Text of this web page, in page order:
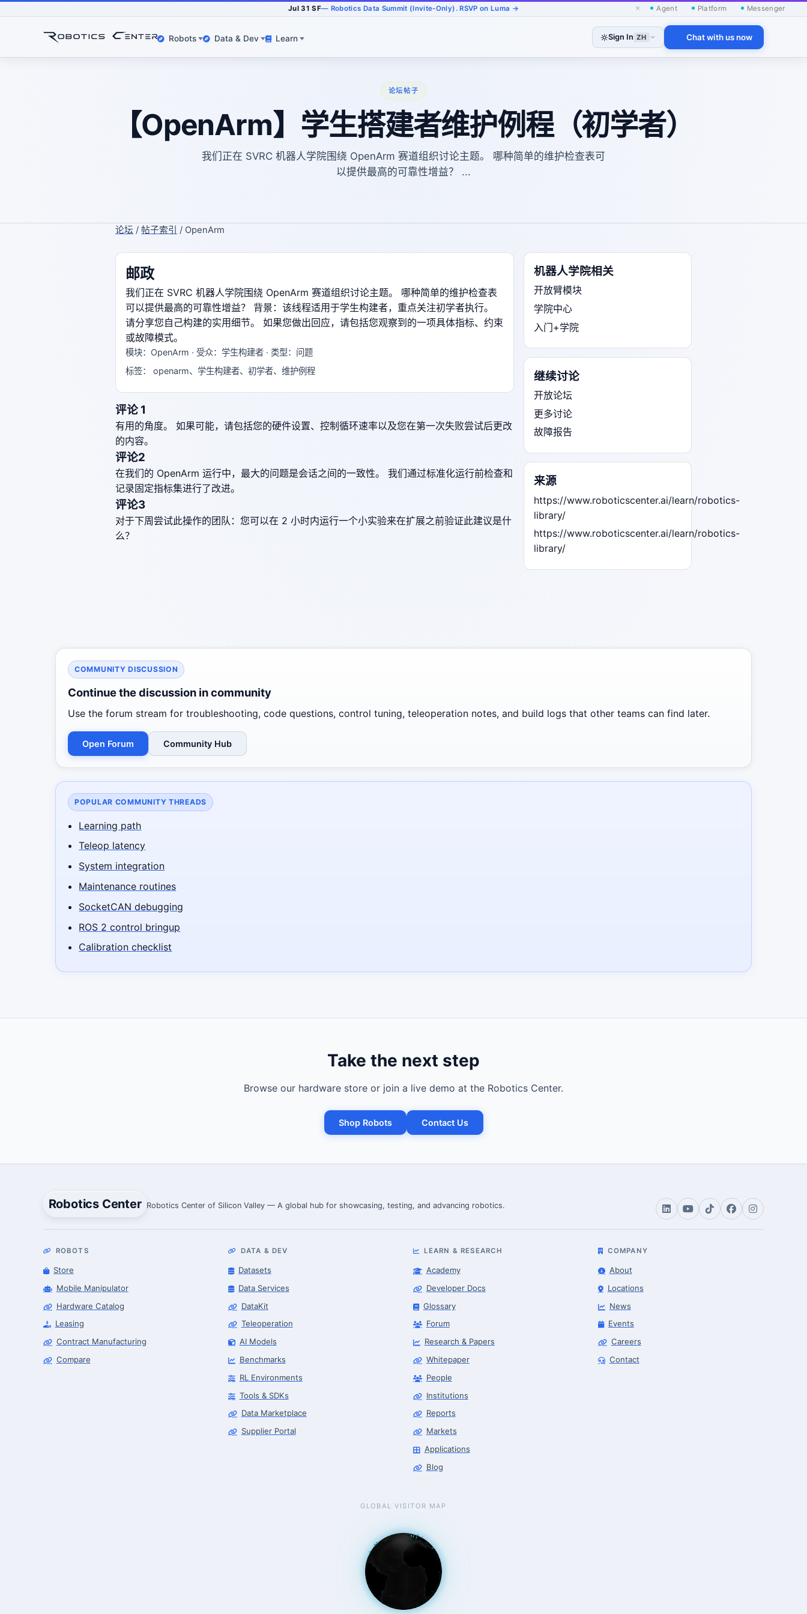
Jul 31 SF— Robotics Data Summit (Invite-Only). RSVP on Luma → × Agent Platform Messenger
Robots Data & Dev Learn Sign In ZH Chat with us now
论坛帖子
【OpenArm】学生搭建者维护例程（初学者）
我们正在 SVRC 机器人学院围绕 OpenArm 赛道组织讨论主题。 哪种简单的维护检查表可
以提供最高的可靠性增益？ ...
论坛 / 帖子索引 / OpenArm
邮政
我们正在 SVRC 机器人学院围绕 OpenArm 赛道组织讨论主题。 哪种简单的维护检查表
可以提供最高的可靠性增益？ 背景：该线程适用于学生构建者，重点关注初学者执行。
请分享您自己构建的实用细节。 如果您做出回应，请包括您观察到的一项具体指标、约束
或故障模式。
模块：OpenArm · 受众：学生构建者 · 类型：问题
标签： openarm、学生构建者、初学者、维护例程
评论 1
有用的角度。 如果可能，请包括您的硬件设置、控制循环速率以及您在第一次失败尝试后更改
的内容。
评论2
在我们的 OpenArm 运行中，最大的问题是会话之间的一致性。 我们通过标准化运行前检查和
记录固定指标集进行了改进。
评论3
对于下周尝试此操作的团队：您可以在 2 小时内运行一个小实验来在扩展之前验证此建议是什
么？
机器人学院相关
开放臂模块
学院中心
入门+学院
继续讨论
开放论坛
更多讨论
故障报告
来源
https://www.roboticscenter.ai/learn/robotics-
library/
https://www.roboticscenter.ai/learn/robotics-
library/
COMMUNITY DISCUSSION
Continue the discussion in community
Use the forum stream for troubleshooting, code questions, control tuning, teleoperation notes, and build logs that other teams can find later.
Open Forum Community Hub
POPULAR COMMUNITY THREADS
Learning path
Teleop latency
System integration
Maintenance routines
SocketCAN debugging
ROS 2 control bringup
Calibration checklist
Take the next step
Browse our hardware store or join a live demo at the Robotics Center.
Shop Robots Contact Us
Robotics Center Robotics Center of Silicon Valley — A global hub for showcasing, testing, and advancing robotics.
ROBOTS
Store
Mobile Manipulator
Hardware Catalog
Leasing
Contract Manufacturing
Compare
DATA & DEV
Datasets
Data Services
DataKit
Teleoperation
AI Models
Benchmarks
RL Environments
Tools & SDKs
Data Marketplace
Supplier Portal
LEARN & RESEARCH
Academy
Developer Docs
Glossary
Forum
Research & Papers
Whitepaper
People
Institutions
Reports
Markets
Applications
Blog
COMPANY
About
Locations
News
Events
Careers
Contact
GLOBAL VISITOR MAP
Robotics Center of Silicon Valley · intake